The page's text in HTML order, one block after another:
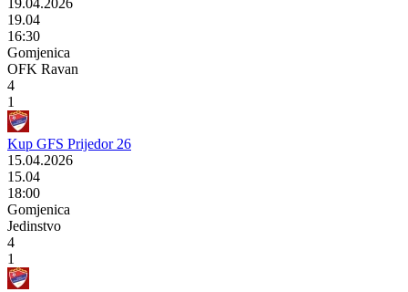
19.04.2026
19.04
16:30
Gomjenica
OFK Ravan
4
1
Kup GFS Prijedor 26
15.04.2026
15.04
18:00
Gomjenica
Jedinstvo
4
1